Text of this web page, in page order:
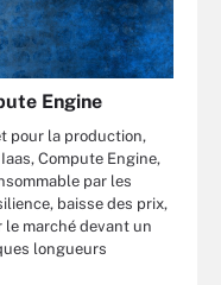
Engine
pour la production,
Compute Engine,
par les
baisse des prix,
le marché devant un
longueurs